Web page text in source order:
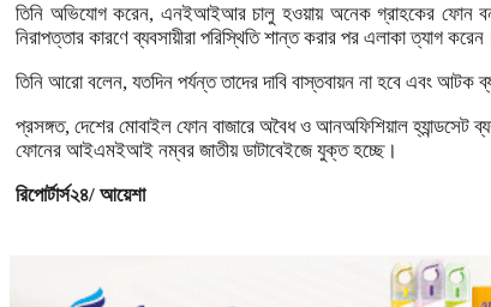
তিনি অভিযোগ করেন, এনইআইআর চালু হওয়ায় অনেক গ্রাহকের ফোন বন্ধ
নিরাপত্তার কারণে ব্যবসায়ীরা পরিস্থিতি শান্ত করার পর এলাকা ত্যাগ
তিনি আরো বলেন, যতদিন পর্যন্ত তাদের দাবি বাস্তবায়ন না হবে এবং আটক
প্রসঙ্গত, দেশের মোবাইল ফোন বাজারে অবৈধ ও আনঅফিশিয়াল হ্যান্ডসেট
ফোনের আইএমইআই নম্বর জাতীয় ডাটাবেইজে যুক্ত হচ্ছে।
রিপোর্টার্স২৪/ আয়েশা